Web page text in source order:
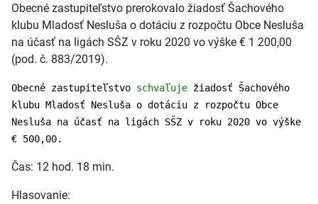
Obecné zastupiteľstvo prerokovalo žiadosť Šachového
klubu Mladosť Nesluša o dotáciu z rozpočtu Obce Nesluša
na účasť na ligách SŠZ v roku 2020 vo výške € 1 200,00
(pod. č. 883/2019).
Obecné zastupiteľstvo schvaľuje žiadosť Šachového
klubu Mladosť Nesluša o dotáciu z rozpočtu Obce
Nesluša na účasť na ligách SŠZ v roku 2020 vo výške
€ 500,00.
Čas: 12 hod. 18 min.
Hlasovanie: